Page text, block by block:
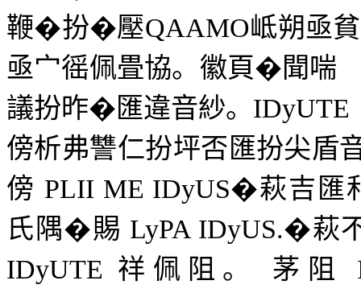
鞭�扮�壓QAAMO岻朔亟
亟宀徭佩畳協。徽頁�聞
議扮昨�匯違音紗。 IDyUTE
傍析弗讐仁扮坪否匯扮尖盾
傍 PLII ME IDyUS�萩吉匯
氏隅�賜 LyPA IDyUS.�萩
IDyUTE 祥佩阻。 茅阻